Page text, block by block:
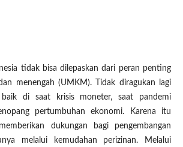
tidak bisa dilepaskan dari peran penting
menengah (UMKM). Tidak diragukan lagi
di saat krisis moneter, saat pandemi
pertumbuhan ekonomi. Karena itu
dukungan bagi pengembangan
melalui kemudahan perizinan. Melalui